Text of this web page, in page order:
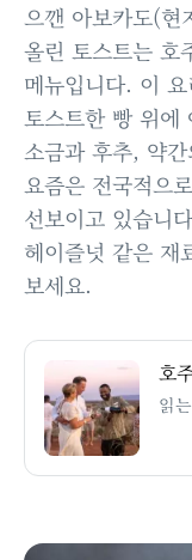
으깬 아보카도(현
올린 토스트는 호
메뉴입니다. 이
토스트한 빵 위에
소금과 후추, 약
요즘은 전국적으
선보이고 있습니
헤이즐넛 같은 재
보세요.
호
읽